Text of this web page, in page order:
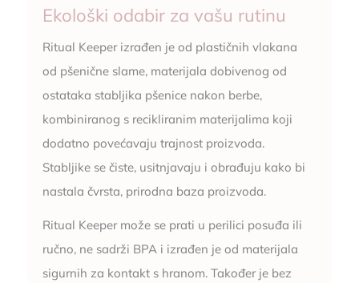
Ekološki odabir za vašu rutinu
Ritual Keeper izrađen je od plastičnih vlakana
od pšenične slame, materijala dobivenog od
ostataka stabljika pšenice nakon berbe,
kombiniranog s recikliranim materijalima koji
dodatno povećavaju trajnost proizvoda.
Stabljike se čiste, usitnjavaju i obrađuju kako bi
nastala čvrsta, prirodna baza proizvoda.
Ritual Keeper može se prati u perilici posuđa ili
ručno, ne sadrži BPA i izrađen je od materijala
sigurnih za kontakt s hranom. Također je bez